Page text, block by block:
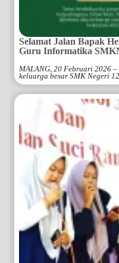
Selamat Jalan Bapak
Guru Informatika
MALANG, 20 Februari 2026
keluarga besar SMK Negeri